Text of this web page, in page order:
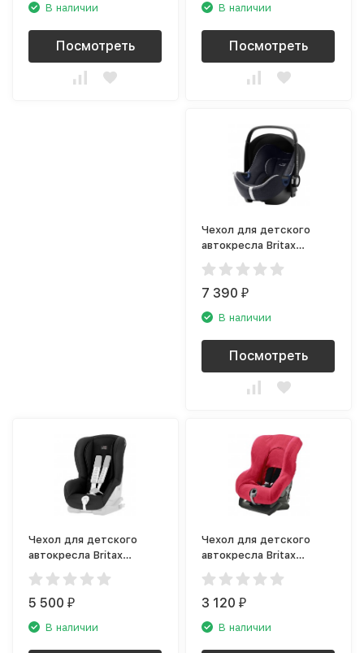
В наличии
Посмотреть
В наличии
Посмотреть
Чехол для детского
автокресла Britax
Roemer Baby-Safe i-Size,
тёмно-серый
7 390₽
В наличии
Посмотреть
Чехол для детского
автокресла Britax
Roemer Cosmos Black
для DUO plus
5 500₽
В наличии
Чехол для детского
автокресла Britax
Roemer First Class Plus,
розовый
3 120₽
В наличии